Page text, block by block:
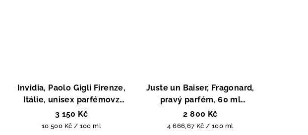
Invidia, Paolo Gigli Firenze,
Itálie, unisex parfémovz
extrakt, 30 ml
3 150 Kč
Měrná
10 500 Kč / 100 ml
Juste un Baiser, Fragonard,
pravý parfém, 60 ml
Oblíbený parfém s
vylepšeným složením!
2 800 Kč
Měrná
4 666,67 Kč / 100 ml